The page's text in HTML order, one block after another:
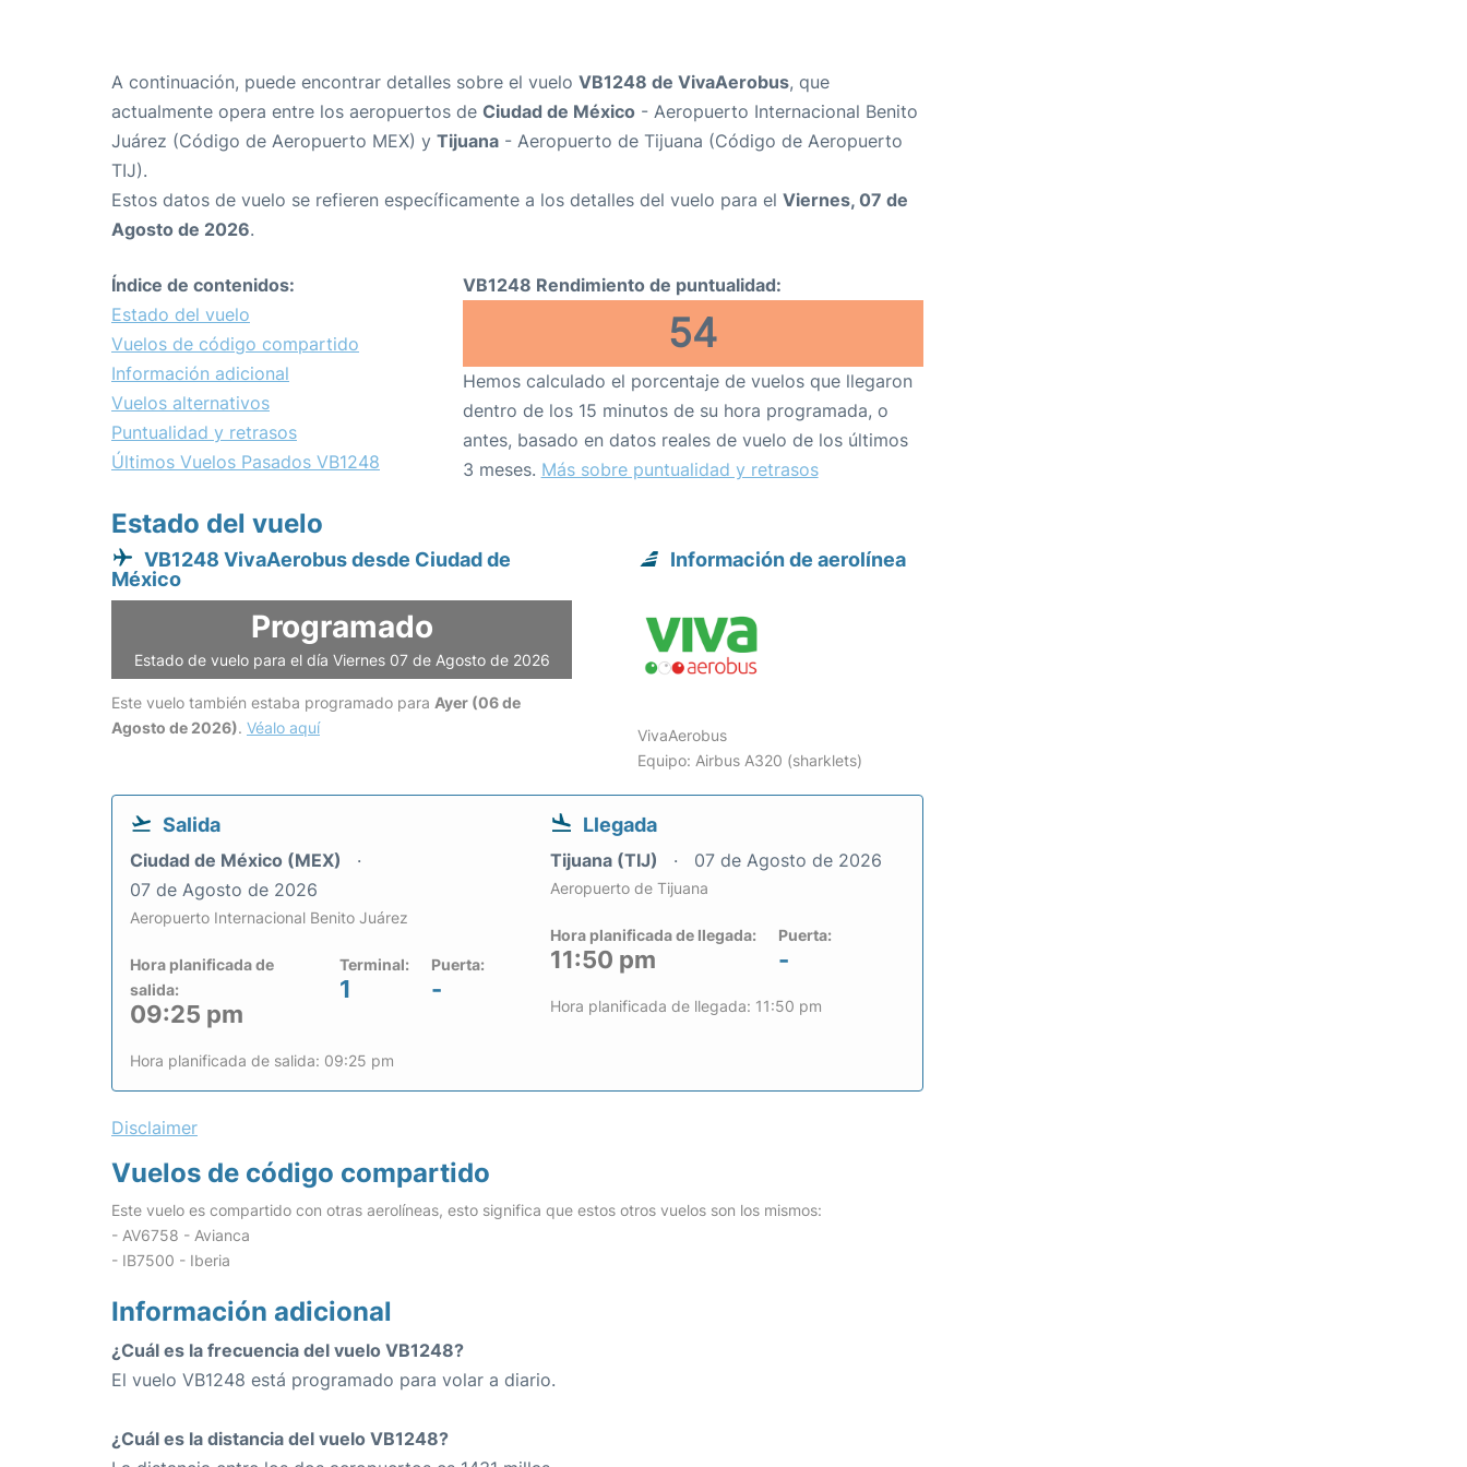
A continuación, puede encontrar detalles sobre el vuelo VB1248 de VivaAerobus, que
actualmente opera entre los aeropuertos de Ciudad de México - Aeropuerto Internacional Benito
Juárez (Código de Aeropuerto MEX) y Tijuana - Aeropuerto de Tijuana (Código de Aeropuerto
TIJ).
Estos datos de vuelo se refieren específicamente a los detalles del vuelo para el Viernes, 07 de
Agosto de 2026.
Índice de contenidos:
Estado del vuelo
Vuelos de código compartido
Información adicional
Vuelos alternativos
Puntualidad y retrasos
Últimos Vuelos Pasados VB1248
VB1248 Rendimiento de puntualidad:
54
Hemos calculado el porcentaje de vuelos que llegaron
dentro de los 15 minutos de su hora programada, o
antes, basado en datos reales de vuelo de los últimos
3 meses. Más sobre puntualidad y retrasos
Estado del vuelo
VB1248 VivaAerobus desde Ciudad de
México
Programado
Estado de vuelo para el día Viernes 07 de Agosto de 2026
Este vuelo también estaba programado para Ayer (06 de
Agosto de 2026). Véalo aquí
Información de aerolínea
VivaAerobus
Equipo: Airbus A320 (sharklets)
Salida
Ciudad de México (MEX)
07 de Agosto de 2026
Aeropuerto Internacional Benito Juárez
Hora planificada de
salida:
09:25 pm
Terminal:
1
Puerta:
-
Hora planificada de salida: 09:25 pm
Llegada
Tijuana (TIJ) 07 de Agosto de 2026
Aeropuerto de Tijuana
Hora planificada de llegada:
11:50 pm
Puerta:
-
Hora planificada de llegada: 11:50 pm
Disclaimer
Vuelos de código compartido
Este vuelo es compartido con otras aerolíneas, esto significa que estos otros vuelos son los mismos:
- AV6758 - Avianca
- IB7500 - Iberia
Información adicional
¿Cuál es la frecuencia del vuelo VB1248?
El vuelo VB1248 está programado para volar a diario.
¿Cuál es la distancia del vuelo VB1248?